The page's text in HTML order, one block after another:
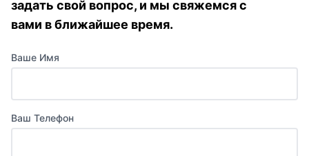
задать свой вопрос, и мы свяжемся с
вами в ближайшее время.
Ваше Имя
Ваш Телефон